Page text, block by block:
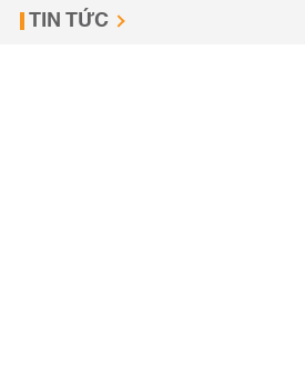
TIN TỨC